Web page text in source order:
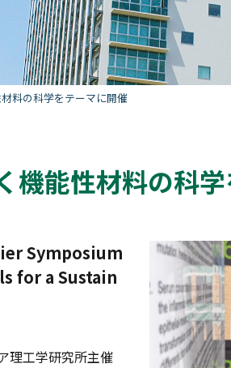
料の科学をテーマに開催
機能性材料の科
Symposium
for a Sustain
理工学研究所主催